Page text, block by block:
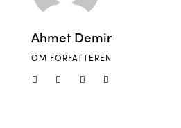
Ahmet Demir
OM FORFATTEREN